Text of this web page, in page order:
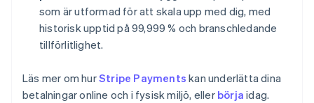
som är utformad för att skala upp med dig, med
historisk upptid på 99,999 % och branschledande
tillförlitlighet.
Läs mer om hurStripe Payments kan underlätta dina
betalningar online och i fysisk miljö, eller börja idag.
Australien
English